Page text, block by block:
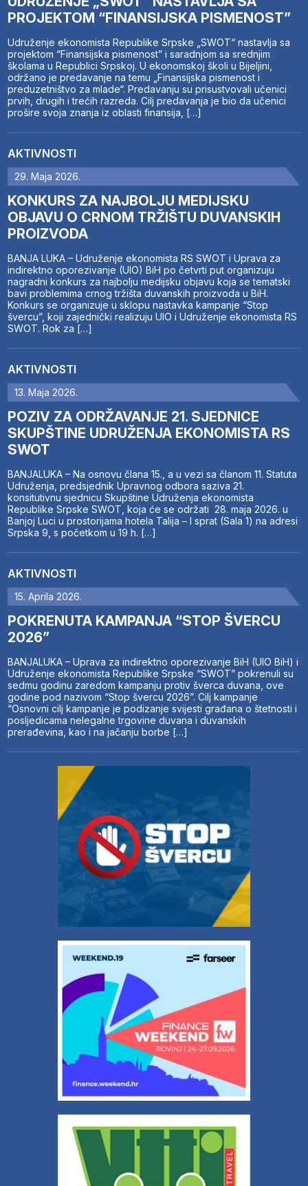
PROJEKTOM “FINANSIJSKA PISMENOST”
Udruženje ekonomista Republike Srpske „SWOT“ nastavlja sa
projektom “Finansijska pismenost” i saradnjom sa srednjim
školama u Republici Srpskoj. U ekonomskoj školi u Bijeljini,
održano je predavanje na temu „Finansijska pismenost i
preduzetništvo za mlade“. Predavanju su prisustvovali učenici
prvih, drugih i trećih razreda. Cilj predavanja je bio da učenici
prošire svoja znanja iz oblasti finansija, […]
AKTIVNOSTI
29. Maja 2026.
KONKURS ZA NAJBOLJU MEDIJSKU
OBJAVU O CRNOM TRŽIŠTU DUVANSKIH
PROIZVODA
BANJA LUKA – Udruženje ekonomista RS SWOT i Uprava za
indirektno oporezivanje (UIO) BiH po četvrti put organizuju
nagradni konkurs za najbolju medijsku objavu koja se tematski
bavi problemima crnog tržišta duvanskih proizvoda u BiH.
Konkurs se organizuje u sklopu nastavka kampanje “Stop
švercu”, koji zajednički realizuju UIO i Udruženje ekonomista RS
SWOT. Rok za […]
AKTIVNOSTI
13. Maja 2026.
POZIV ZA ODRŽAVANJE 21. SJEDNICE
SKUPŠTINE UDRUŽENJA EKONOMISTA RS
SWOT
BANJALUKA – Na osnovu člana 15., a u vezi sa članom 11. Statuta
Udruženja, predsjednik Upravnog odbora saziva 21.
konsitutivnu sjednicu Skupštine Udruženja ekonomista
Republike Srpske SWOT, koja će se održati 28. maja 2026. u
Banjoj Luci u prostorijama hotela Talija – I sprat (Sala 1) na adresi
Srpska 9, s početkom u 19 h. […]
AKTIVNOSTI
15. Aprila 2026.
POKRENUTA KAMPANJA “STOP ŠVERCU
2026”
BANJALUKA – Uprava za indirektno oporezivanje BiH (UIO BiH) i
Udruženje ekonomista Republike Srpske “SWOT” pokrenuli su
sedmu godinu zaredom kampanju protiv šverca duvana, ove
godine pod nazivom “Stop švercu 2026”. Cilj kampanje
“Osnovni cilj kampanje je podizanje svijesti građana o štetnosti i
posljedicama nelegalne trgovine duvana i duvanskih
prerađevina, kao i na jačanju borbe […]